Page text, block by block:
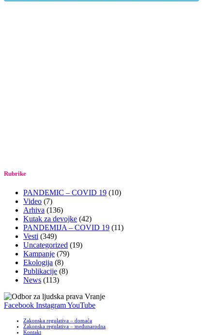
Rubrike
PANDEMIC – COVID 19 (10)
Video (7)
Arhiva (136)
Kutak za devojke (42)
PANDEMIJA – COVID 19 (11)
Vesti (349)
Uncategorized (19)
Kampanje (79)
Ekologija (8)
Publikacije (8)
News (113)
Facebook InstagramYouTube
Zakonska regulativa – domaća
Zakonska regulativa – međunarodna
Kontakt